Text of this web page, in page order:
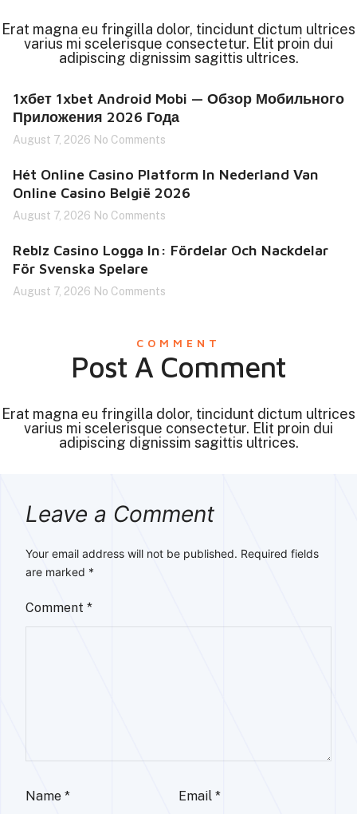
Erat magna eu fringilla dolor, tincidunt dictum ultrices
varius mi scelerisque consectetur. Elit proin dui
adipiscing dignissim sagittis ultrices.
1хбет 1xbet Android Mobi — Обзор Мобильного
Приложения 2026 Года
August 7, 2026 No Comments
Hét Online Casino Platform In Nederland Van
Online Casino België 2026
August 7, 2026 No Comments
Reblz Casino Logga In: Fördelar Och Nackdelar
För Svenska Spelare
August 7, 2026 No Comments
COMMENT
Post A Comment
Erat magna eu fringilla dolor, tincidunt dictum ultrices
varius mi scelerisque consectetur. Elit proin dui
adipiscing dignissim sagittis ultrices.
Leave a Comment
Your email address will not be published. Required fields
are marked *
Comment *
Name * Email *